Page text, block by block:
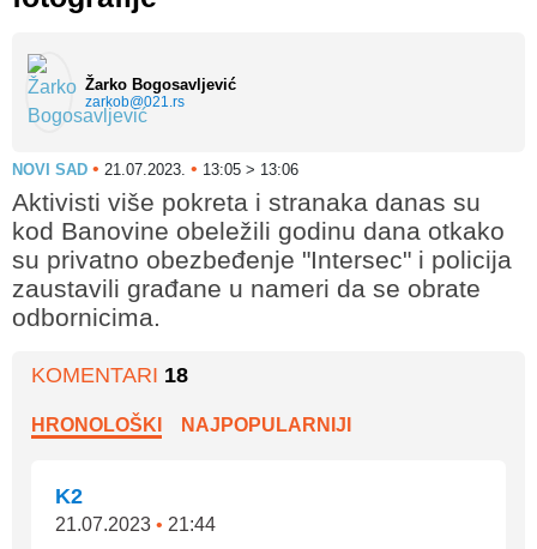
Žarko Bogosavljević
zarkob@021.rs
NOVI SAD • 21.07.2023. • 13:05 > 13:06
Aktivisti više pokreta i stranaka danas su
kod Banovine obeležili godinu dana otkako
su privatno obezbeđenje "Intersec" i policija
zaustavili građane u nameri da se obrate
odbornicima.
KOMENTARI 18
HRONOLOŠKI NAJPOPULARNIJI
K2
21.07.2023 • 21:44